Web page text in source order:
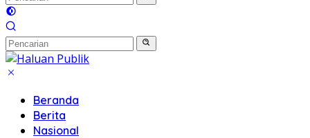
Beranda
Berita
Nasional